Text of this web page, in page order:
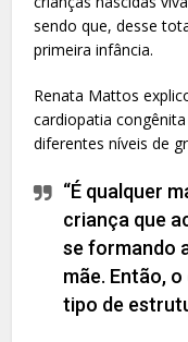
sendo que, desse
primeira infância.
Renata Mattos
cardiopatia
diferentes níveis de
“É qualquer
criança que
se formando
mãe. Então,
tipo de